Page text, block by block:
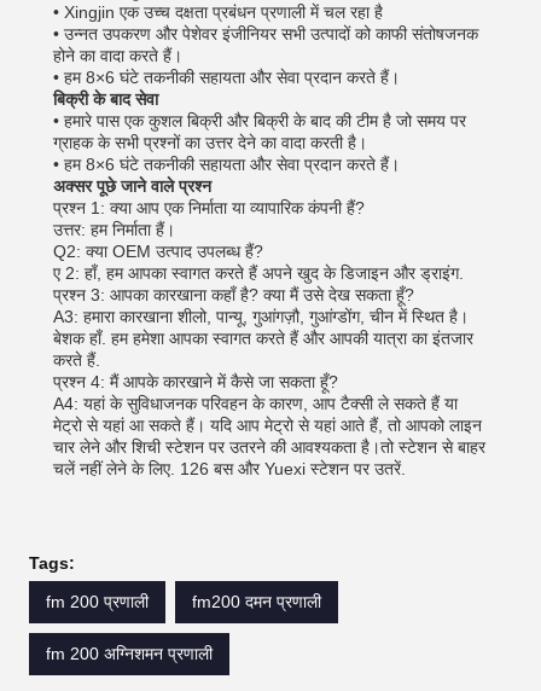
• Xingjin एक उच्च दक्षता प्रबंधन प्रणाली में चल रहा है
• उन्नत उपकरण और पेशेवर इंजीनियर सभी उत्पादों को काफी संतोषजनक
होने का वादा करते हैं।
• हम 8×6 घंटे तकनीकी सहायता और सेवा प्रदान करते हैं।
बिक्री के बाद सेवा
• हमारे पास एक कुशल बिक्री और बिक्री के बाद की टीम है जो समय पर
ग्राहक के सभी प्रश्नों का उत्तर देने का वादा करती है।
• हम 8×6 घंटे तकनीकी सहायता और सेवा प्रदान करते हैं।
अक्सर पूछे जाने वाले प्रश्न
प्रश्न 1: क्या आप एक निर्माता या व्यापारिक कंपनी हैं?
उत्तर: हम निर्माता हैं।
Q2: क्या OEM उत्पाद उपलब्ध हैं?
ए 2: हाँ, हम आपका स्वागत करते हैं अपने खुद के डिजाइन और ड्राइंग.
प्रश्न 3: आपका कारखाना कहाँ है? क्या मैं उसे देख सकता हूँ?
A3: हमारा कारखाना शीलो, पान्यू, गुआंगज़ौ, गुआंग्डोंग, चीन में स्थित है।
बेशक हाँ. हम हमेशा आपका स्वागत करते हैं और आपकी यात्रा का इंतजार
करते हैं.
प्रश्न 4: मैं आपके कारखाने में कैसे जा सकता हूँ?
A4: यहां के सुविधाजनक परिवहन के कारण, आप टैक्सी ले सकते हैं या
मेट्रो से यहां आ सकते हैं। यदि आप मेट्रो से यहां आते हैं, तो आपको लाइन
चार लेने और शिची स्टेशन पर उतरने की आवश्यकता है।तो स्टेशन से बाहर
चलें नहीं लेने के लिए. 126 बस और Yuexi स्टेशन पर उतरें.
Tags:
fm 200 प्रणाली
fm200 दमन प्रणाली
fm 200 अग्निशमन प्रणाली